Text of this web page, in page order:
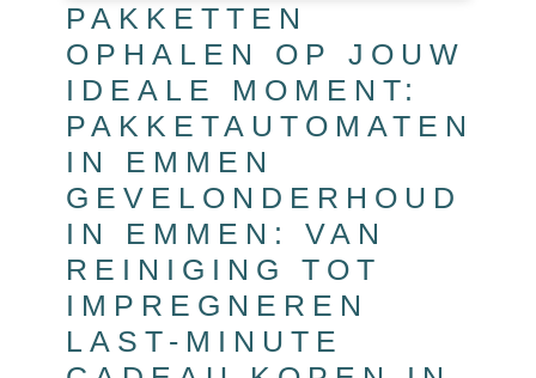
PAKKETTEN
OPHALEN OP JOUW
IDEALE MOMENT:
PAKKETAUTOMATEN
IN EMMEN
GEVELONDERHOUD
IN EMMEN: VAN
REINIGING TOT
IMPREGNEREN
LAST-MINUTE